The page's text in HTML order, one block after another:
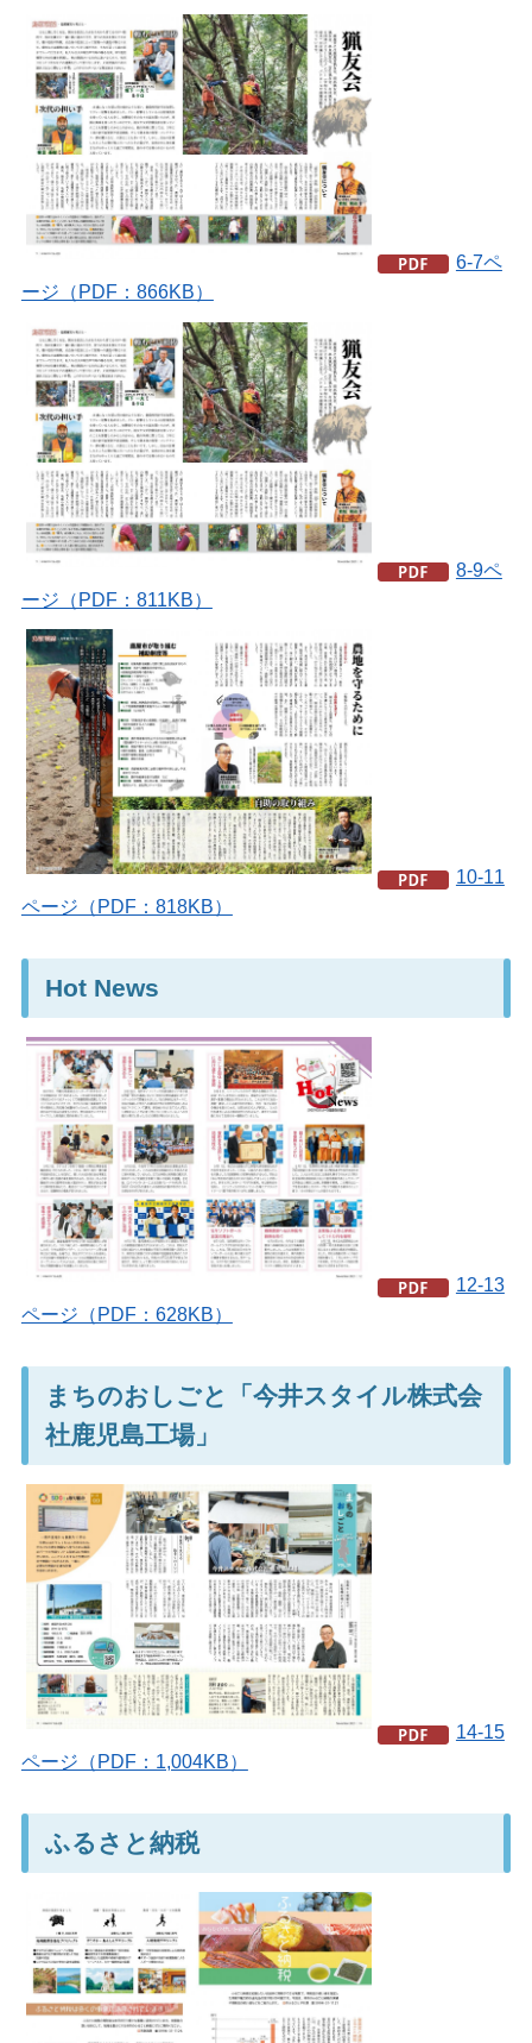
6-7ペ
ージ（PDF：866KB）
8-9ペ
ージ（PDF：811KB）
10-11
ページ（PDF：818KB）
Hot News
12-13
ページ（PDF：628KB）
まちのおしごと「今井スタイル株式会
社鹿児島工場」
14-15
ページ（PDF：1,004KB）
ふるさと納税